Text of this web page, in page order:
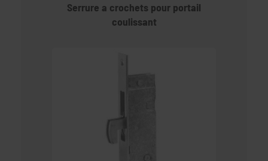
Serrure a crochets pour portail
coulissant